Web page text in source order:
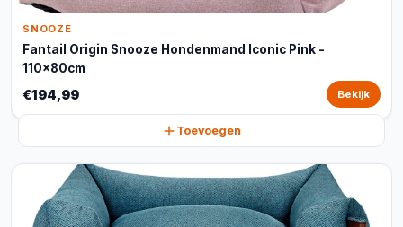
SNOOZE
Fantail Origin Snooze Hondenmand Iconic Pink -
110x80cm
€194,99 Bekijk
Toevoegen